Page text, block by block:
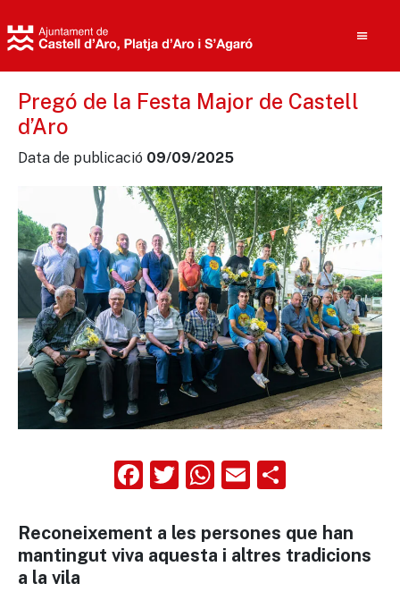
Pregó de la Festa Major de Castell
d’Aro
Data de publicació 09/09/2025
Facebook
Twitter
WhatsApp
Email
Reconeixement a les persones que han
mantingut viva aquesta i altres tradicions
a la vila